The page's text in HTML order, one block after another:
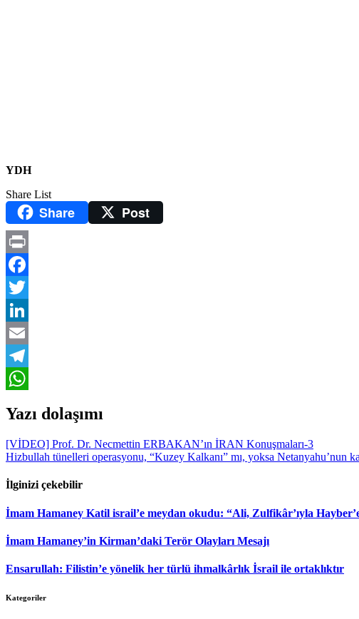
YDH
Share List
Share Post
Print
Facebook
Twitter
LinkedIn
Email
Telegram
Yazı dolaşımı
[VİDEO] Prof. Dr. Necmettin ERBAKAN’ın İRAN Konuşmaları-3
Hizbullah tünelleri operasyonu, “Kuzey Kalkanı” mı, yoksa Netanyahu’nun
İlginizi çekebilir
İmam Hamaney Katil israil’e meydan okudu: “Ali, Zulfikâr’ıyla
İmam Hamaney’in Kirman’daki Terör Olayları Mesajı
Ensarullah: Filistin’e yönelik her türlü ihmalkârlık İsrail ile ortaklıktır
Kategoriler